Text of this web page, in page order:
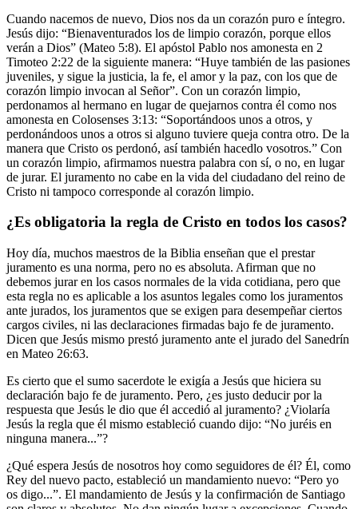
Cuando nacemos de nuevo, Dios nos da un corazón puro e íntegro.
Jesús dijo: “Bienaventurados los de limpio corazón, porque ellos
verán a Dios” (Mateo 5:8). El apóstol Pablo nos amonesta en 2
Timoteo 2:22 de la siguiente manera: “Huye también de las pasiones
juveniles, y sigue la justicia, la fe, el amor y la paz, con los que de
corazón limpio invocan al Señor”. Con un corazón limpio,
perdonamos al hermano en lugar de quejarnos contra él como nos
amonesta en Colosenses 3:13: “Soportándoos unos a otros, y
perdonándoos unos a otros si alguno tuviere queja contra otro. De la
manera que Cristo os perdonó, así también hacedlo vosotros.” Con
un corazón limpio, afirmamos nuestra palabra con sí, o no, en lugar
de jurar. El juramento no cabe en la vida del ciudadano del reino de
Cristo ni tampoco corresponde al corazón limpio.
¿Es obligatoria la regla de Cristo en todos los casos?
Hoy día, muchos maestros de la Biblia enseñan que el prestar
juramento es una norma, pero no es absoluta. Afirman que no
debemos jurar en los casos normales de la vida cotidiana, pero que
esta regla no es aplicable a los asuntos legales como los juramentos
ante jurados, los juramentos que se exigen para desempeñar ciertos
cargos civiles, ni las declaraciones firmadas bajo fe de juramento.
Dicen que Jesús mismo prestó juramento ante el jurado del Sanedrín
en Mateo 26:63.
Es cierto que el sumo sacerdote le exigía a Jesús que hiciera su
declaración bajo fe de juramento. Pero, ¿es justo deducir por la
respuesta que Jesús le dio que él accedió al juramento? ¿Violaría
Jesús la regla que él mismo estableció cuando dijo: “No juréis en
ninguna manera...”?
¿Qué espera Jesús de nosotros hoy como seguidores de él? Él, como
Rey del nuevo pacto, estableció un mandamiento nuevo: “Pero yo
os digo...”. El mandamiento de Jesús y la confirmación de Santiago